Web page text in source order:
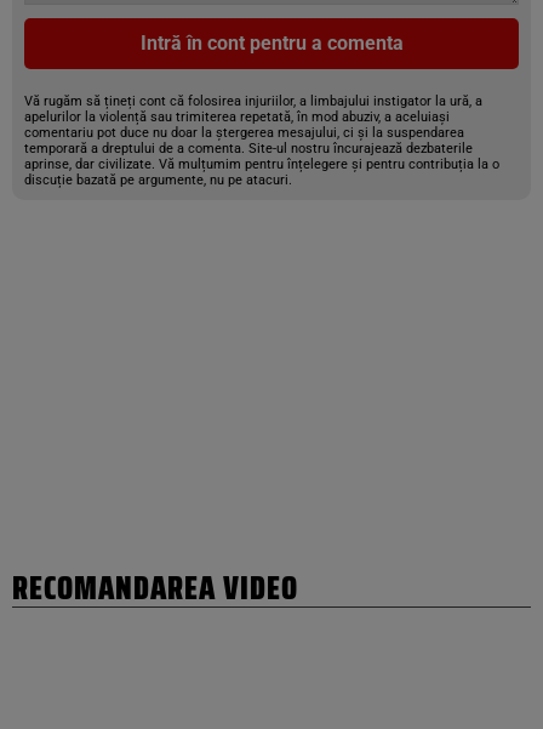
Intră în cont pentru a comenta
Vă rugăm să țineți cont că folosirea injuriilor, a limbajului instigator la ură, a
apelurilor la violență sau trimiterea repetată, în mod abuziv, a aceluiași
comentariu pot duce nu doar la ștergerea mesajului, ci și la suspendarea
temporară a dreptului de a comenta. Site-ul nostru încurajează dezbaterile
aprinse, dar civilizate. Vă mulțumim pentru înțelegere și pentru contribuția la o
discuție bazată pe argumente, nu pe atacuri.
RECOMANDAREA VIDEO